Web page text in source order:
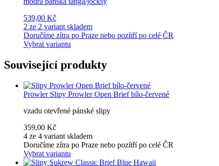
539,00 Kč
2 ze 2 variant skladem
Doručíme zítra po Praze nebo pozítří po celé ČR
Vybrat variantu
Související produkty
Prowler Slipy Prowler Open Brief bílo-červené
vzadu otevřené pánské slipy
359,00 Kč
4 ze 4 variant skladem
Doručíme zítra po Praze nebo pozítří po celé ČR
Vybrat variantu